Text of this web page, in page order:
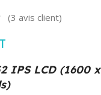
(3 avis client)
IPS LCD (1600 x
)